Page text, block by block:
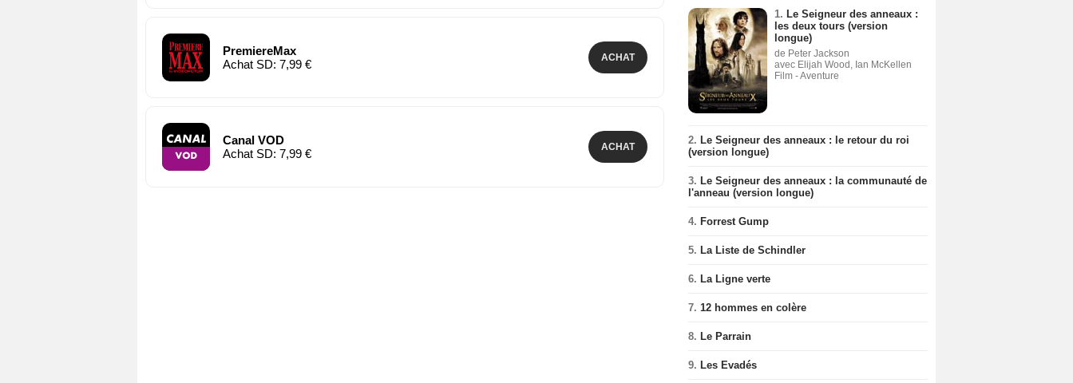
PremiereMax
Achat SD: 7,99 €
ACHAT
Canal VOD
Achat SD: 7,99 €
ACHAT
1. Le Seigneur des anneaux :
les deux tours (version
longue)
de Peter Jackson
avec Elijah Wood, Ian McKellen
Film - Aventure
2. Le Seigneur des anneaux : le retour du roi
(version longue)
3. Le Seigneur des anneaux : la communauté de
l'anneau (version longue)
4. Forrest Gump
5. La Liste de Schindler
6. La Ligne verte
7. 12 hommes en colère
8. Le Parrain
9. Les Evadés